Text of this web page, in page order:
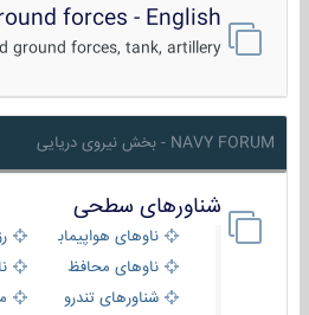
forces - English
ground forces, tank, artillery ...
NAVY FORUM - بخش نیروی دریایی
شناورهای سطحی
ناوهای هواپیمابر و بالگرد بر
ناوهای محافظ
شناورهای تندرو